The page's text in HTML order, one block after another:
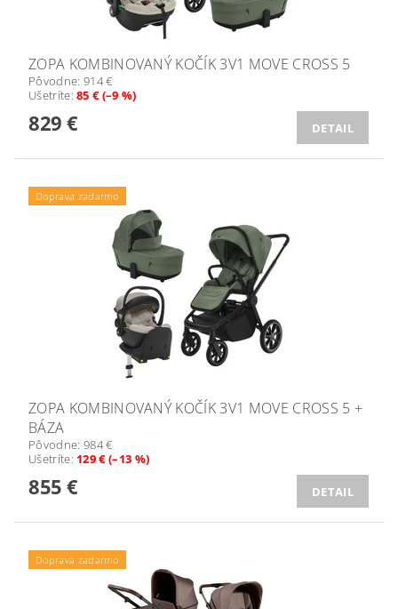
ZOPA KOMBINOVANÝ KOČÍK 3V1 MOVE CROSS 5
Pôvodne: 914 €
Ušetríte:85 € (–9 %)
829 € DETAIL
Doprava zadarmo
ZOPA KOMBINOVANÝ KOČÍK 3V1 MOVE CROSS 5 +
BÁZA
Pôvodne: 984 €
Ušetríte: 129 € (–13 %)
855 € DETAIL
Doprava zadarmo